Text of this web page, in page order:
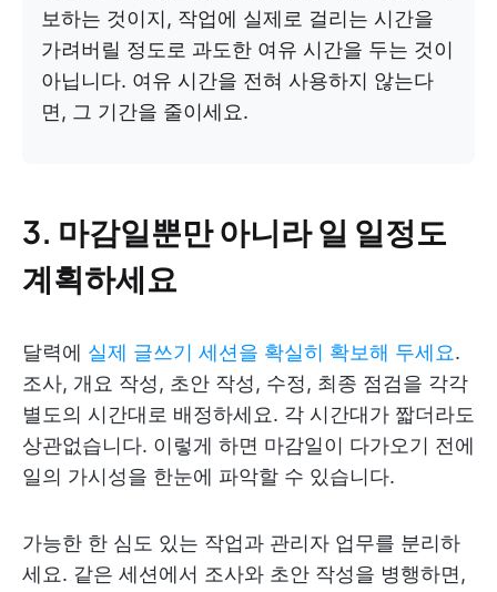
보하는 것이지, 작업에 실제로 걸리는 시간을
가려버릴 정도로 과도한 여유 시간을 두는 것이
아닙니다. 여유 시간을 전혀 사용하지 않는다
면, 그 기간을 줄이세요.
3. 마감일뿐만 아니라 일 일정도
계획하세요
달력에 실제 글쓰기 세션을 확실히 확보해 두세요.
조사, 개요 작성, 초안 작성, 수정, 최종 점검을 각각
별도의 시간대로 배정하세요. 각 시간대가 짧더라도
상관없습니다. 이렇게 하면 마감일이 다가오기 전에
일의 가시성을 한눈에 파악할 수 있습니다.
가능한 한 심도 있는 작업과 관리자 업무를 분리하
세요. 같은 세션에서 조사와 초안 작성을 병행하면,